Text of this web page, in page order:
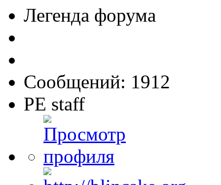
Легенда форума
Сообщений: 1912
PE staff